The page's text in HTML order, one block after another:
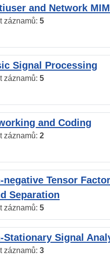
and Network
záznamů: 5
Signal Processing
záznamů: 5
and Coding
záznamů: 2
negative Tensor
Separation
záznamů: 5
Stationary Signal
záznamů: 3